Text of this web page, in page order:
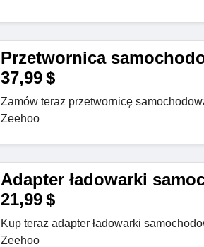
Przetwornica
37,99 $
Zamów teraz przetwornicę
Zeehoo
Adapter ładowarki
21,99 $
Kup teraz adapter ładowarki
Zeehoo